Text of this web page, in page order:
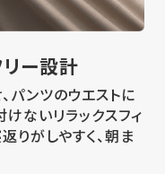
ー設計
パンツのウエストに
ないリラックスフィ
りがしやすく、朝ま